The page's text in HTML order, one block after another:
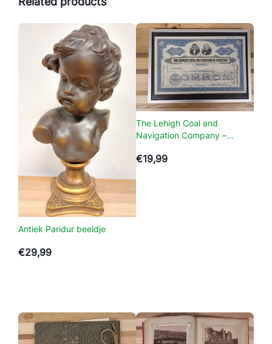
r
a
i
e
a
a
a
Antiek Paridur beeldje
€29,99
The Lehigh Coal and
Navigation Company –
€19,99